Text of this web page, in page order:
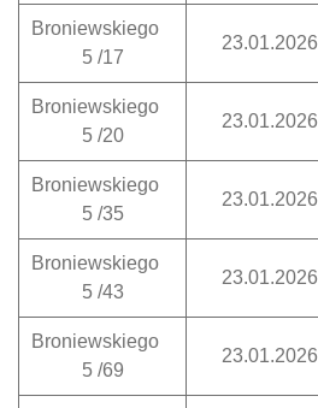
Broniewskiego
5 /17
23.01.2026
Broniewskiego
5 /20
23.01.2026
Broniewskiego
5 /35
23.01.2026
Broniewskiego
5 /43
23.01.2026
Broniewskiego
5 /69
23.01.2026